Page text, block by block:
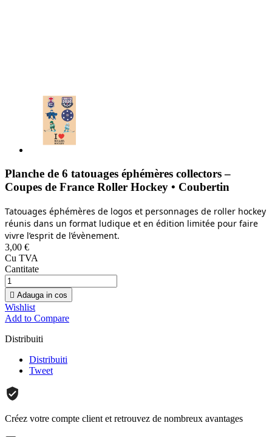
Planche de 6 tatouages éphémères collectors –
Coupes de France Roller Hockey • Coubertin
Tatouages éphémères de logos et personnages de roller hockey
réunis dans un format ludique et en édition limitée pour faire
vivre l’esprit de l’évènement.
3,00 €
Cu TVA
Cantitate
 Adauga in cos
Wishlist
Add to Compare
Distribuiti
Distribuiti
Tweet
Créez votre compte client et retrouvez de nombreux avantages